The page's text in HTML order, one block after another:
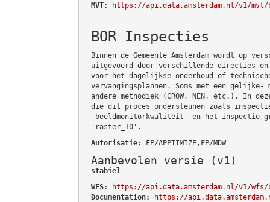
MVT:
https://api.data.amsterdam.nl/v1/mvt/
BOR Inspecties
Binnen de Gemeente Amsterdam wordt op
uitgevoerd door verschillende directies
voor het dagelijkse onderhoud of
vervangingsplannen. Soms met een gelijke-
andere methodiek (CROW, NEN, etc.). In
die dit proces ondersteunen zoals
'beeldmonitorkwaliteit' en het inspectie
'raster_10'.
Autorisatie: FP/APPTIMIZE,FP/MDW
Aanbevolen versie (v1)
stabiel
WFS:
https://api.data.amsterdam.nl/v1/wfs/
Documentation:
https://